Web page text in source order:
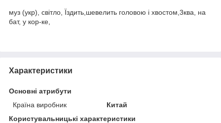
муз (укр), світло, Їздить,шевелить головою і хвостом,3ква, на
бат, у кор-ке,
Характеристики
Основні атрибути
Країна виробник
Китай
Користувальницькі характеристики